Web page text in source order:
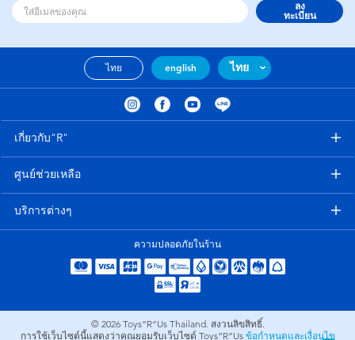
ลง
ทะเบียน
ไทย english ไทย
เกี่ยวกับ"R"
ศูนย์ช่วยเหลือ
บริการต่างๆ
ความปลอดภัยในร้าน
© 2026 Toys”R”Us Thailand. สงวนลิขสิทธิ์.
การใช้เว็บไซต์นี้แสดงว่าคุณยอมรับเว็บไซต์ Toys”R”Us ข้อกำหนดและเงื่อนไข